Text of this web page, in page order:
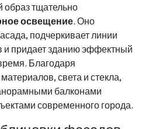
образ тщательно
освещение. Оно
подчеркивает линии
и придает зданию эффектный
Благодаря
света и стекла,
балконами
современного города.